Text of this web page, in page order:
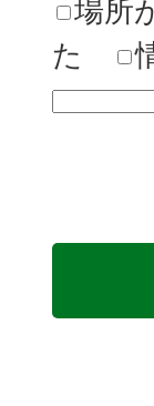
場所
た